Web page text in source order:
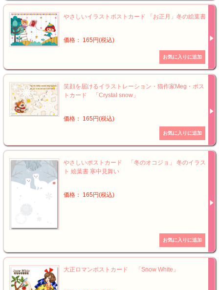
やさしいイラストポストカード 「お正月」冬の絵葉書
価格： 165円(税込)
笑顔を届けるイラストレーション・猫作家Meg・ポス
トカード 「Crystal snow」
価格： 165円(税込)
やさしいポストカード 「冬のオコジョ」 冬のイラス
ト 絵葉書 寒中見舞い
価格： 165円(税込)
大正ロマンポストカード 「Snow White」